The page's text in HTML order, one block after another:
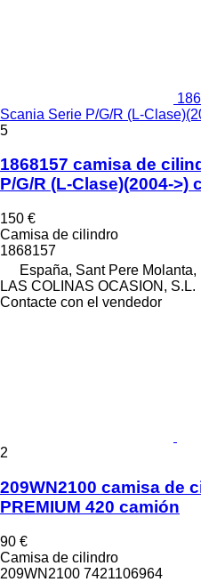
Scania Serie P/G/R (L-
5
1868157 camisa de
P/G/R (L-Clase)(2004->)
150 €
Camisa de cilindro
1868157
España, Sant Pere Molanta,
LAS COLINAS OCASION, S.L.
Contacte con el vendedor
2
209WN2100 camisa de
PREMIUM 420 camión
90 €
Camisa de cilindro
209WN2100 7421106964